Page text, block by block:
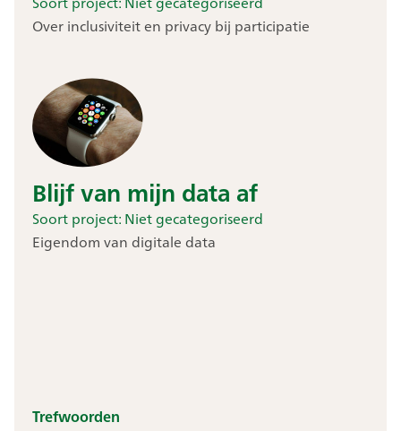
Over inclusiviteit en privacy bij participatie
Blijf van mijn data af
Soort project:Niet gecategoriseerd
Eigendom van digitale data
Trefwoorden